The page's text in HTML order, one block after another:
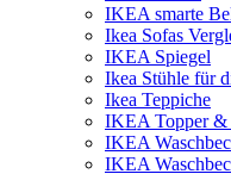
IKEA smarte
Ikea Sofas
IKEA Spiegel
Ikea Stühle für
Ikea Teppiche
IKEA Topper &
IKEA
IKEA